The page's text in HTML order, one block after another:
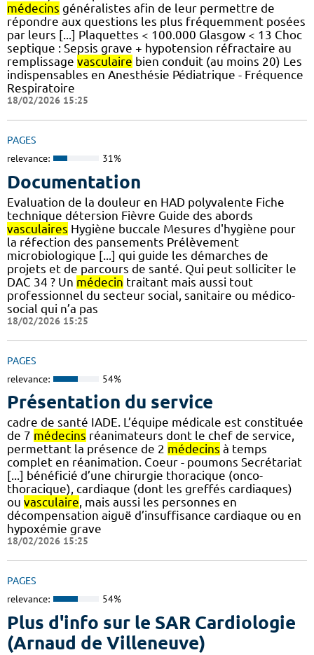
médecins généralistes afin de leur permettre de
répondre aux questions les plus fréquemment posées
par leurs [...] Plaquettes < 100.000 Glasgow < 13 Choc
septique : Sepsis grave + hypotension réfractaire au
remplissage vasculaire bien conduit (au moins 20) Les
indispensables en Anesthésie Pédiatrique - Fréquence
Respiratoire
18/02/2026 15:25
PAGES
relevance: 31%
Documentation
Evaluation de la douleur en HAD polyvalente Fiche
technique détersion Fièvre Guide des abords
vasculaires Hygiène buccale Mesures d'hygiène pour
la réfection des pansements Prélèvement
microbiologique [...] qui guide les démarches de
projets et de parcours de santé. Qui peut solliciter le
DAC 34 ? Un médecin traitant mais aussi tout
professionnel du secteur social, sanitaire ou médico-
social qui n’a pas
18/02/2026 15:25
PAGES
relevance: 54%
Présentation du service
cadre de santé IADE. L’équipe médicale est constituée
de 7 médecins réanimateurs dont le chef de service,
permettant la présence de 2 médecins à temps
complet en réanimation. Coeur - poumons Secrétariat
[...] bénéficié d’une chirurgie thoracique (onco-
thoracique), cardiaque (dont les greffés cardiaques)
ou vasculaire, mais aussi les personnes en
décompensation aiguë d’insuffisance cardiaque ou en
hypoxémie grave
18/02/2026 15:25
PAGES
relevance: 54%
Plus d'info sur le SAR Cardiologie
(Arnaud de Villeneuve)